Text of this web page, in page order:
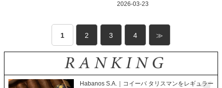
2026-03-23
1 2 3 4 ≫
Habanos S.A.｜コイーバ タリスマンをレギュラー